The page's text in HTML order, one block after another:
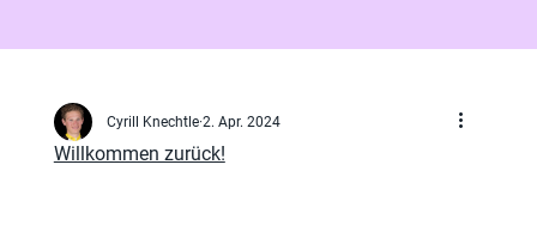
Willkommen zurück!
Cyrill Knechtle 2. Apr. 2024